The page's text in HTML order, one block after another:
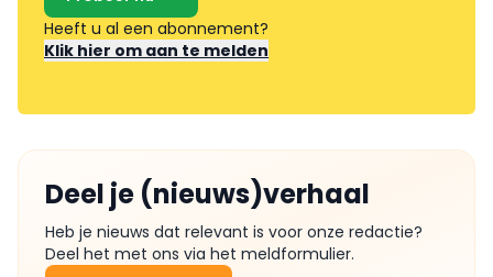
Heeft u al een abonnement?
Klik hier om aan te melden
Deel je (nieuws)verhaal
Heb je nieuws dat relevant is voor onze redactie?
Deel het met ons via het meldformulier.